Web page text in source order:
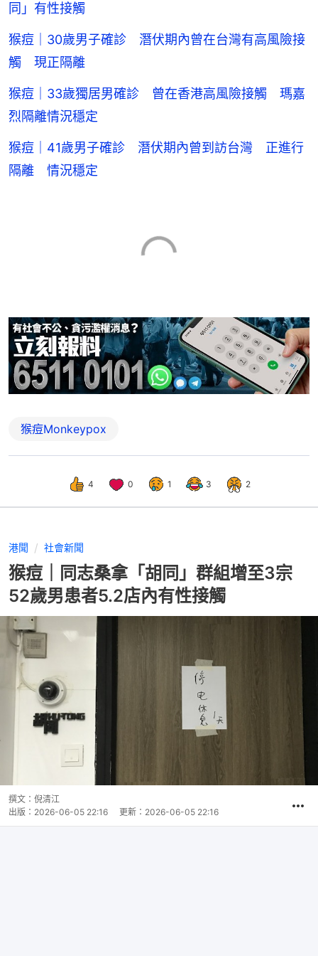
同」有性接觸
猴痘｜30歲男子確診 潛伏期內曾在台灣有高風險接
觸 現正隔離
猴痘｜33歲獨居男確診 曾在香港高風險接觸 瑪嘉
烈隔離情況穩定
猴痘｜41歲男子確診 潛伏期內曾到訪台灣 正進行
隔離 情況穩定
猴痘Monkeypox
4 0 1 3 2
港聞 社會新聞
猴痘｜同志桑拿「胡同」群組增至3宗
52歲男患者5.2店內有性接觸
撰文： 倪清江
出版： 2026-06-05 22:16 更新： 2026-06-05 22:16